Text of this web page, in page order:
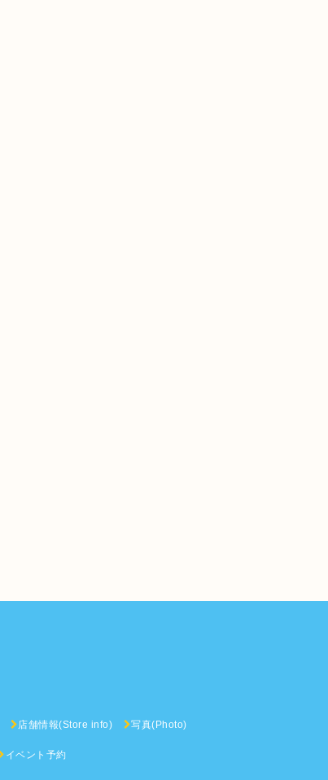
店舗情報(Store info) 写真(Photo)
イベント予約